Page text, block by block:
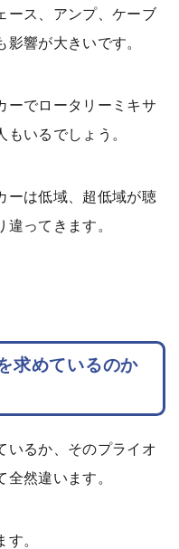
ース、アンプ、ケーブ
響が大きいです。
ーでロータリーミキサ
いるでしょう。
ーは低域、超低域が聴
ってきます。
求めているのか
いるか、そのプライオ
然違います。
。